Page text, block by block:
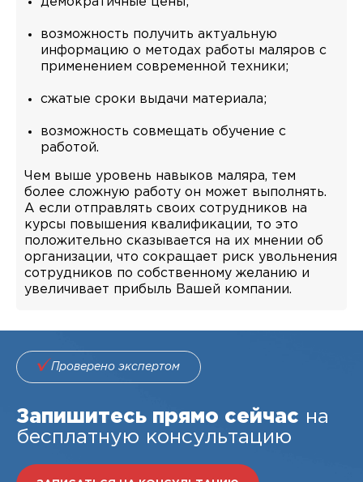
возможность получить актуальную
информацию о методах работы маляров с
применением современной техники;
сжатые сроки выдачи материала;
возможность совмещать обучение с
работой.
Чем выше уровень навыков маляра, тем
более сложную работу он может выполнять.
А если отправлять своих сотрудников на
курсы повышения квалификации, то это
положительно сказывается на их мнении об
организации, что сокращает риск увольнения
сотрудников по собственному желанию и
увеличивает прибыль Вашей компании.
Проверено экспертом
Запишитесь прямо сейчас на
бесплатную консультацию